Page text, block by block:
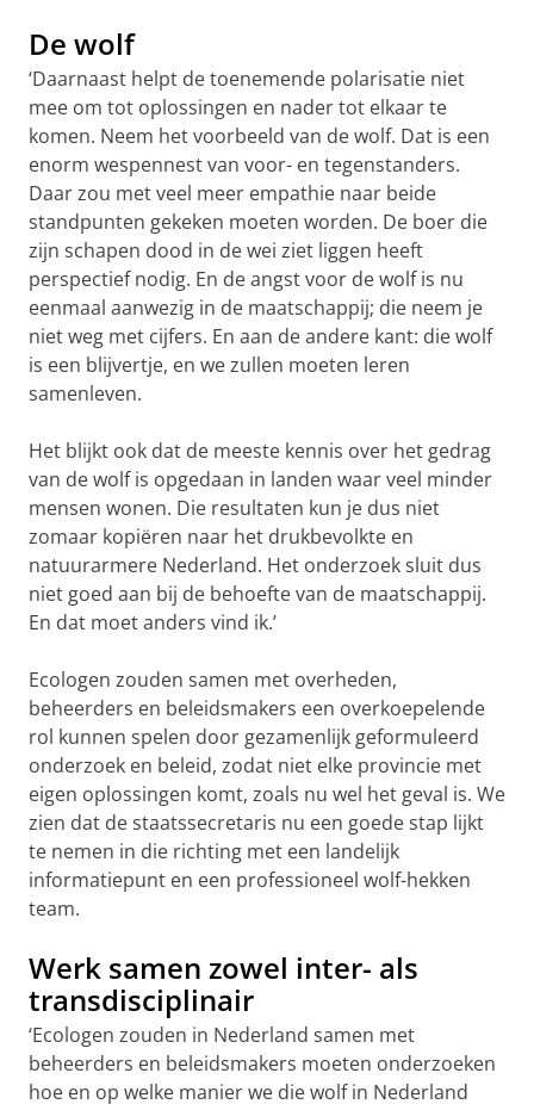
De wolf
‘Daarnaast helpt de toenemende polarisatie niet
mee om tot oplossingen en nader tot elkaar te
komen. Neem het voorbeeld van de wolf. Dat is een
enorm wespennest van voor- en tegenstanders.
Daar zou met veel meer empathie naar beide
standpunten gekeken moeten worden. De boer die
zijn schapen dood in de wei ziet liggen heeft
perspectief nodig. En de angst voor de wolf is nu
eenmaal aanwezig in de maatschappij; die neem je
niet weg met cijfers. En aan de andere kant: die wolf
is een blijvertje, en we zullen moeten leren
samenleven.
Het blijkt ook dat de meeste kennis over het gedrag
van de wolf is opgedaan in landen waar veel minder
mensen wonen. Die resultaten kun je dus niet
zomaar kopiëren naar het drukbevolkte en
natuurarmere Nederland. Het onderzoek sluit dus
niet goed aan bij de behoefte van de maatschappij.
En dat moet anders vind ik.’
Ecologen zouden samen met overheden,
beheerders en beleidsmakers een overkoepelende
rol kunnen spelen door gezamenlijk geformuleerd
onderzoek en beleid, zodat niet elke provincie met
eigen oplossingen komt, zoals nu wel het geval is. We
zien dat de staatssecretaris nu een goede stap lijkt
te nemen in die richting met een landelijk
informatiepunt en een professioneel wolf-hekken
team.
Werk samen zowel inter- als
transdisciplinair
‘Ecologen zouden in Nederland samen met
beheerders en beleidsmakers moeten onderzoeken
hoe en op welke manier we die wolf in Nederland